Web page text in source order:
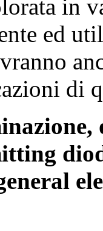
in
ed
di